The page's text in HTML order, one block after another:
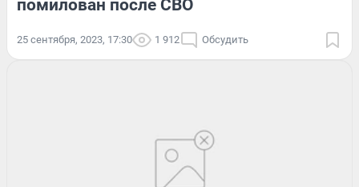
помилован после СВО
25 сентября, 2023, 17:30 1 912 Обсудить